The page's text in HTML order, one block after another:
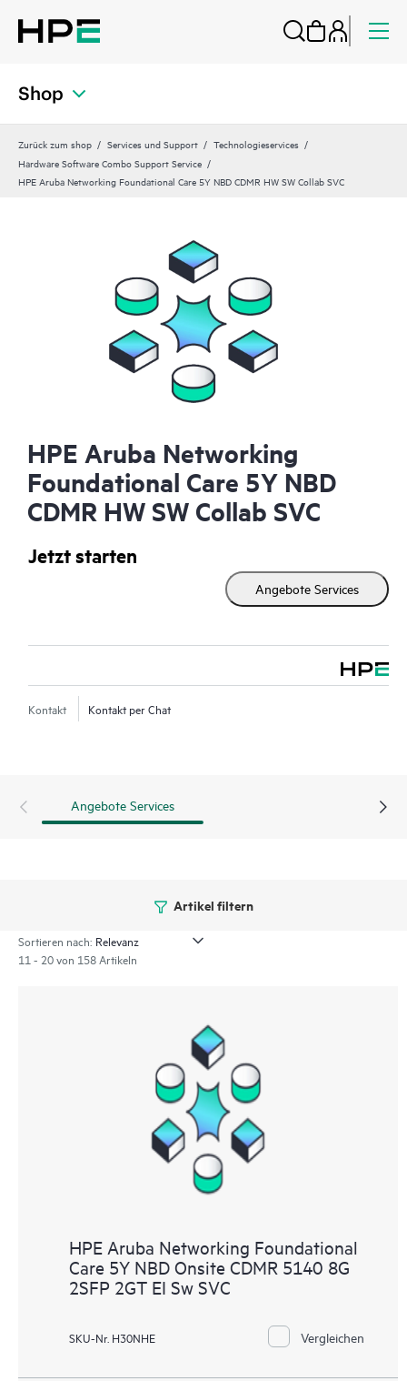
Shop
Zurück zum shop Services und Support
Technologieservices
Hardware Software Combo Support Service
HPE Aruba Networking Foundational Care 5Y NBD CDMR HW SW Collab SVC
HPE Aruba Networking
Foundational Care 5Y NBD
CDMR HW SW Collab SVC
Jetzt starten
Angebote Services
Kontakt Kontakt per Chat
Angebote Services
Artikel filtern
Sortieren nach:
11 - 20 von 158 Artikeln
HPE Aruba Networking Foundational
Care 5Y NBD Onsite CDMR 5140 8G
2SFP 2GT EI Sw SVC
SKU-Nr. H30NHE Vergleichen